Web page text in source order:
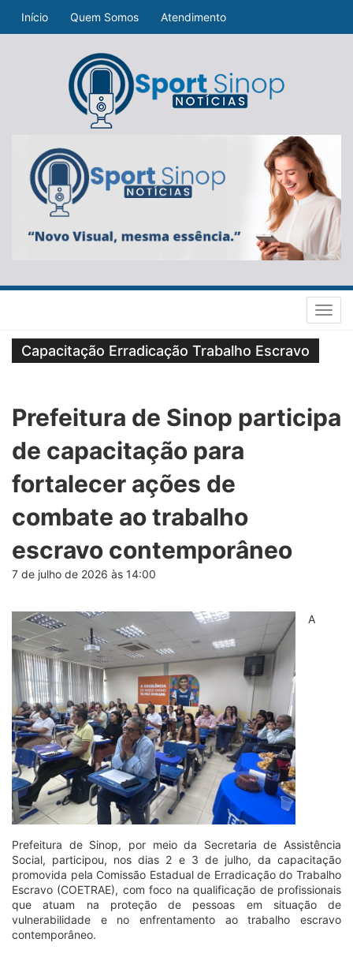
Início Quem Somos Atendimento
Capacitação Erradicação Trabalho Escravo
Prefeitura de Sinop participa
de capacitação para
fortalecer ações de
combate ao trabalho
escravo contemporâneo
7 de julho de 2026 às 14:00
A
Prefeitura de Sinop, por meio da Secretaria de Assistência
Social, participou, nos dias 2 e 3 de julho, da capacitação
promovida pela Comissão Estadual de Erradicação do Trabalho
Escravo (COETRAE), com foco na qualificação de profissionais
que atuam na proteção de pessoas em situação de
vulnerabilidade e no enfrentamento ao trabalho escravo
contemporâneo.